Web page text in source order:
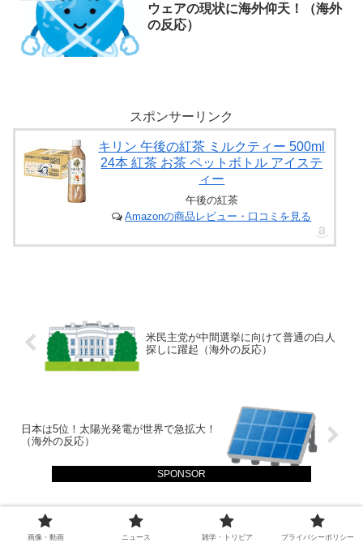
SPONSOR
ウェアの現状に海外仰天！（海外
の反応）
スポンサーリンク
キリン 午後の紅茶 ミルクティー 500ml
24本 紅茶 お茶 ペットボトル アイステ
ィー
午後の紅茶
Amazonの商品レビュー・口コミを見る
米民主党が中間選挙に向けて普通の白人
探しに躍起（海外の反応）
日本は5位！太陽光発電が世界で急拡大！
（海外の反応）
ホーム ニュース
画像・動画 ニュース 雑学・トリビア プライバシーポリシー